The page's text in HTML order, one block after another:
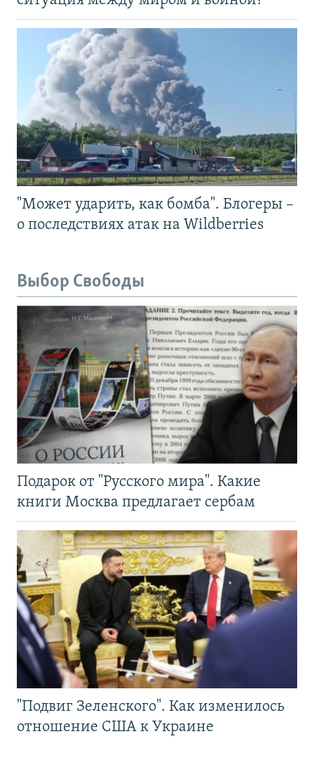
"Может ударить, как бомба". Блогеры –
о последствиях атак на Wildberries
Выбор Свободы
Подарок от "Русского мира". Какие
книги Москва предлагает сербам
"Подвиг Зеленского". Как изменилось
отношение США к Украине